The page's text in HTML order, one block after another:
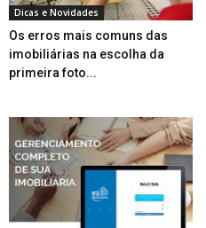
Dicas e Novidades
Os erros mais comuns das
imobiliárias na escolha da
primeira foto...